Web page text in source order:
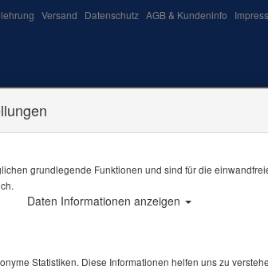
Versand Datenschutz AGB & Kundeninfo
TAUCHAUSRÜSTUNG
Sie sind hier VDST Logbücher & Pässe
grundlegende Funktionen und sind für die
Daten Informationen anzeigen
Statistiken. Diese Informationen helfen uns zu